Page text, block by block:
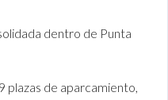
dentro de Punta
plazas de aparcamiento,